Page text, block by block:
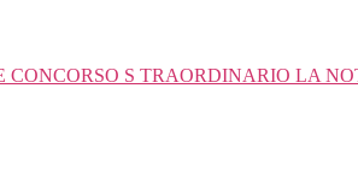
S TRAORDINARIO LA